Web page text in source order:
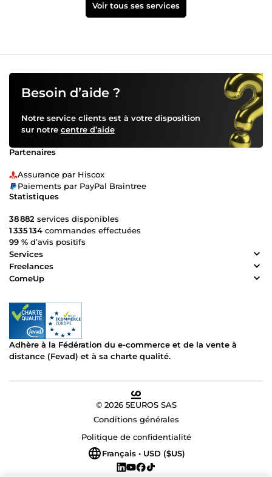
Voir tous ses services
Besoin d’aide ?
Notre service clients est à votre disposition
sur notre centre d’aide
Partenaires
Assurance par Hiscox
Paiements par PayPal Braintree
Statistiques
38 882 services disponibles
1 335 134 commandes effectuées
99 % d’avis positifs
Services
Freelances
ComeUp
Adhère à la Fédération du e-commerce et de la vente à
distance (Fevad) et à sa charte qualité.
© 2026 5EUROS SAS
Conditions générales
Politique de confidentialité
Français • USD ($US)